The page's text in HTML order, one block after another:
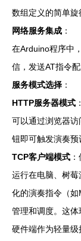
数组定义的简单旋
网络服务集成 ：
在Arduino程序中
信，发送AT指令
服务模式选择 ：
HTTP服务器模式
可以通过浏览器
钮即可触发演奏预
TCP客户端模式
运行在电脑、树
化的演奏指令（
管理和调度。这体
硬件端作为轻量级